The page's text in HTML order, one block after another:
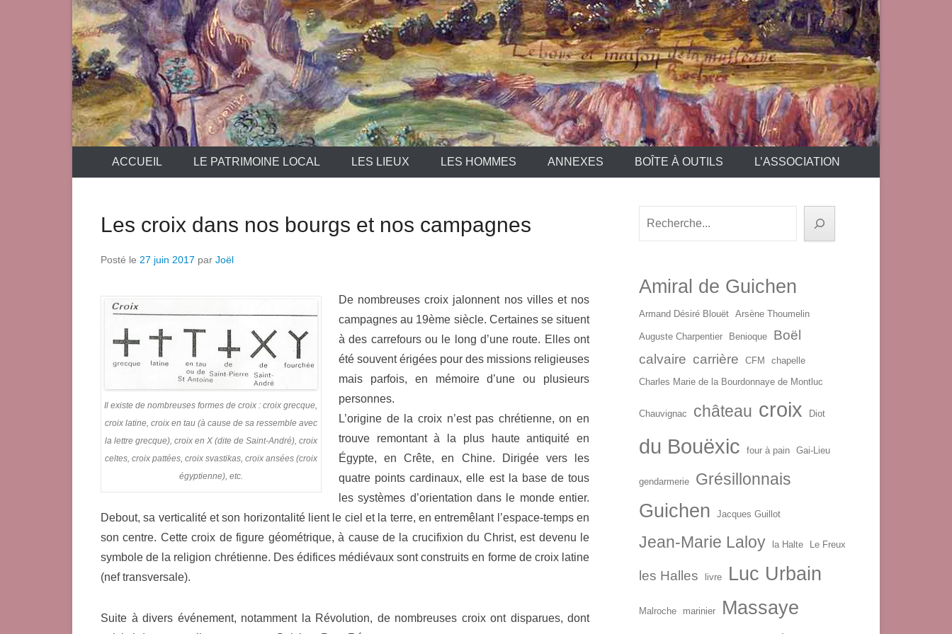
ACCUEIL LE PATRIMOINE LOCAL LES LIEUX LES HOMMES ANNEXES BOÎTE À OUTILS L’ASSOCIATION
Les croix dans nos bourgs et nos campagnes
Posté le 27 juin 2017 par Joël
Il existe de nombreuses formes de croix : croix grecque,
croix latine, croix en tau (à cause de sa ressemble avec
la lettre grecque), croix en X (dite de Saint-André), croix
celtes, croix pattées, croix svastikas, croix ansées (croix
égyptienne), etc.
De nombreuses croix jalonnent nos villes et nos
campagnes au 19ème siècle. Certaines se situent
à des carrefours ou le long d’une route. Elles ont
été souvent érigées pour des missions religieuses
mais parfois, en mémoire d’une ou plusieurs
personnes.
L’origine de la croix n’est pas chrétienne, on en
trouve remontant à la plus haute antiquité en
Égypte, en Crête, en Chine.
Dirigée vers les
quatre points cardinaux, elle est la base de tous
les systèmes d’orientation dans le monde entier.
Debout, sa verticalité et son horizontalité lient le ciel et la terre, en entremêlant l’espace-temps en
son centre. Cette croix de figure géométrique, à cause de la crucifixion du Christ, est devenu le
symbole de la religion chrétienne. Des édifices médiévaux sont construits en forme de croix latine
(nef transversale).
Suite à divers événement, notamment la Révolution, de nombreuses croix ont disparues, dont
Amiral de Guichen
Armand Désiré Blouët Arsène Thoumelin
Auguste Charpentier Benioque
Boël
calvaire carrière CFM
chapelle
Charles Marie de la Bourdonnaye de Montluc
Chauvignac château croix Diot
du Bouëxic four à pain Gai-Lieu
gendarmerie Grésillonnais
Guichen Jacques Guillot
Jean-Marie Laloy la Halte Le Freux
les Halles livre Luc Urbain
Malroche marinier Massaye